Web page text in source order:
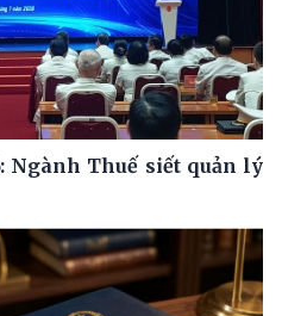
Ngành Thuế siết quản lý